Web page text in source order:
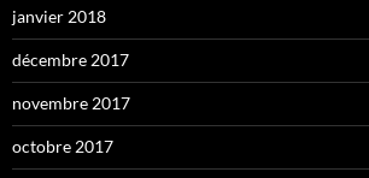
janvier 2018
décembre 2017
novembre 2017
octobre 2017